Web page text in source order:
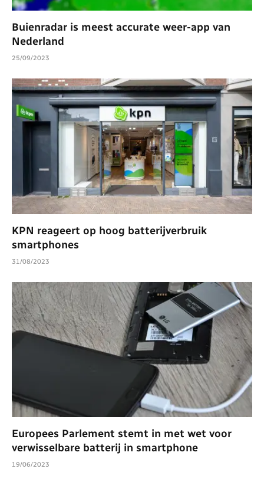
Buienradar is meest accurate weer-app van
Nederland
25/09/2023
KPN reageert op hoog batterijverbruik
smartphones
31/08/2023
Europees Parlement stemt in met wet voor
verwisselbare batterij in smartphone
19/06/2023